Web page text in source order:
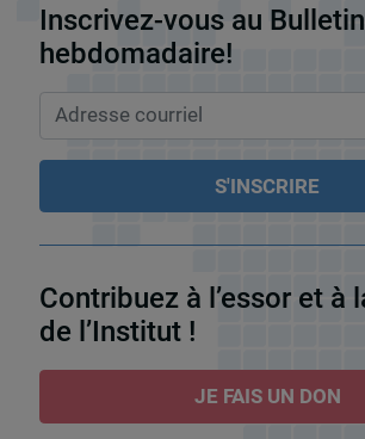
Inscrivez-vous au Bulletin
hebdomadaire!
Contribuez à l’essor et à
de l’Institut !
JE FAIS UN DON